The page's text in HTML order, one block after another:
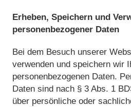
Erheben, Speichern und
personenbezogener Daten
Bei dem Besuch unserer
verwenden und speichern wir
personenbezogenen Daten.
Daten sind nach § 3 Abs. 1
über persönliche oder